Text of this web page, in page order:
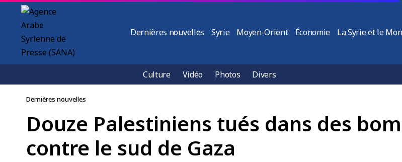
Dernières nouvelles Syrie Moyen-Orient Économie La Syrie et le
Culture Vidéo Photos Divers
Dernières nouvelles
Douze Palestiniens tués dans des
contre le sud de Gaza